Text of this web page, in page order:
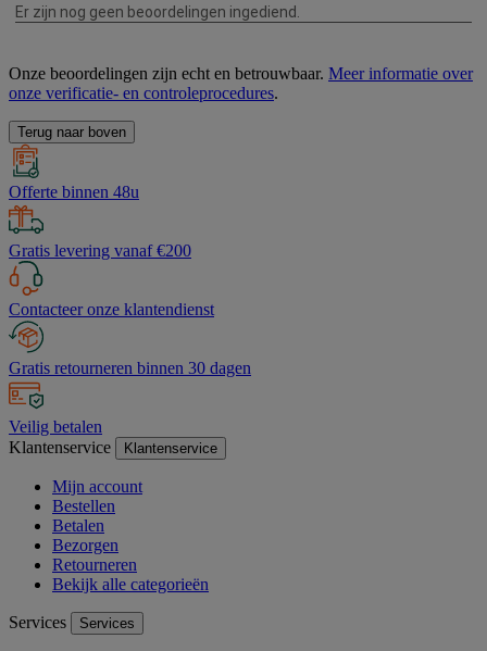
Onze beoordelingen zijn echt en betrouwbaar. Meer informatie over
onze verificatie- en controleprocedures.
Terug naar boven
Offerte binnen 48u
Gratis levering vanaf €200
Contacteer onze klantendienst
Gratis retourneren binnen 30 dagen
Veilig betalen
Klantenservice
Klantenservice
Mijn account
Bestellen
Betalen
Bezorgen
Retourneren
Bekijk alle categorieën
Services Services